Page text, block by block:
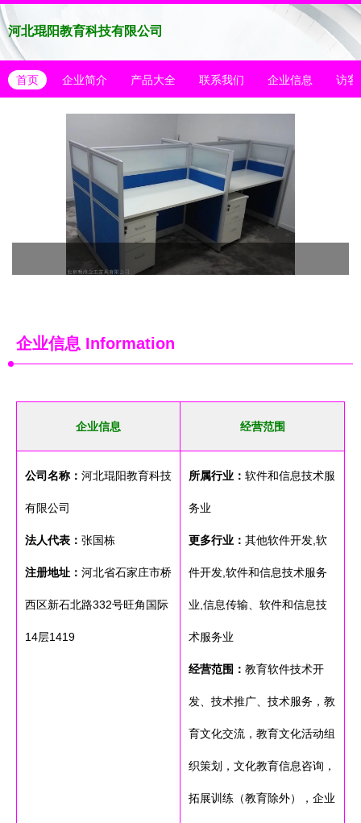
河北琨阳教育科技有限公司
首页 企业简介 产品大全 联系我们 企业信息 访客
企业信息 Information
企业信息 经营范围
公司名称： 河北琨阳教育科技
有限公司
法人代表： 张国栋
注册地址： 河北省石家庄市桥
西区新石北路332号旺角国际
14层1419
所属行业： 软件和信息技术服
务业
更多行业： 其他软件开发,软
件开发,软件和信息技术服务
业,信息传输、软件和信息技
术服务业
经营范围： 教育软件技术开
发、技术推广、技术服务，教
育文化交流，教育文化活动组
织策划，文化教育信息咨询，
拓展训练（教育除外），企业